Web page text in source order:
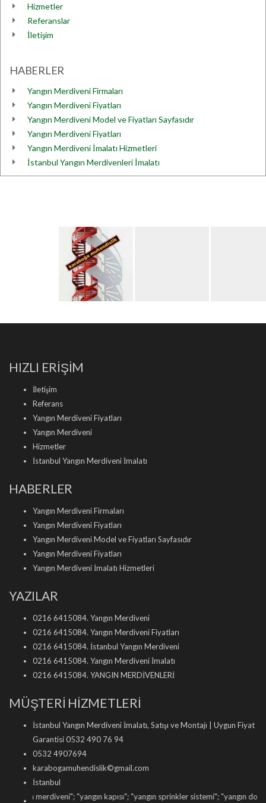
Hizmetler
Referanslar
İletişim
HABERLER
Yangın Merdiveni Firmaları
Yangın Merdiveni Fiyatları
Yangın Merdiveni Model ve Fiyatları Sayfasıdır
Yangın Merdiveni Fiyatları
Yangın Merdiveni İmalatı Hizmetleri
İstanbul Yangın Merdivenleri İmalatı
HIZLI ERİŞİM
İletişim
Referans
Yangın Merdiveni Fiyatları
Yangın Merdiveni
Hizmetler
İstanbul Yangın Merdiveni İmalatı
HABERLER
Yangın Merdiveni Firmaları
Yangın Merdiveni Fiyatları
Yangın Merdiveni Model ve Fiyatları Sayfasıdır
Yangın Merdiveni Fiyatları
Yangın Merdiveni İmalatı Hizmetleri
YAZILAR
0216 6415084. Yangın Merdiveni
0216 6415084. Yangın Merdiveni Fiyatları
0216 6415084. İstanbul Yangın Merdiveni
0216 6415084. Yangın Merdiveni İmalatı
0216 6415084. YANGIN MERDİVENLERİ
MÜŞTERİ HİZMETLERİ
İstanbul Yangın Merdiveni İmalatı, Satışı ve Montajı | Uygun Fiyat
Garantisi 0532 490 76 94
0532 4907694
karabogamuhendislik©gmail.com
İstanbul
merdiveni"; "yangın kapısı"; "yangın sprinkler sistemi"; "yangın dolabı satışı